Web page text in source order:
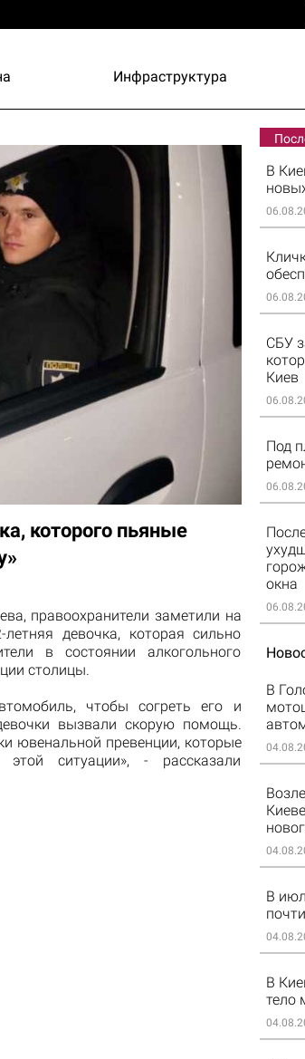
Инфраструктура
которого пьяные
правоохранители заметили на
девочка, которая сильно
в состоянии алкогольного
столицы.
чтобы согреть его и
вызвали скорую помощь.
ювенальной превенции, которые
этой ситуации», - рассказали
В
СБУ
Киев
Под
окна
В
В
В
тело